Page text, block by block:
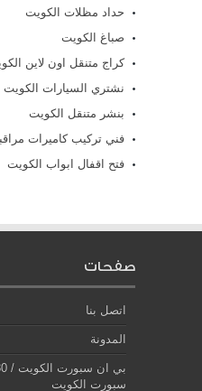
حداد مظلات الكويت
صباغ الكويت
كراج متنقل اون لاين
نشتري السيارات الكويت
بنشر متنقل الكويت
فني تركيب كاميرات
فتح اقفال ابواب الكويت
صفحات
اتصل بنا
المدونة
سبورت الكويت